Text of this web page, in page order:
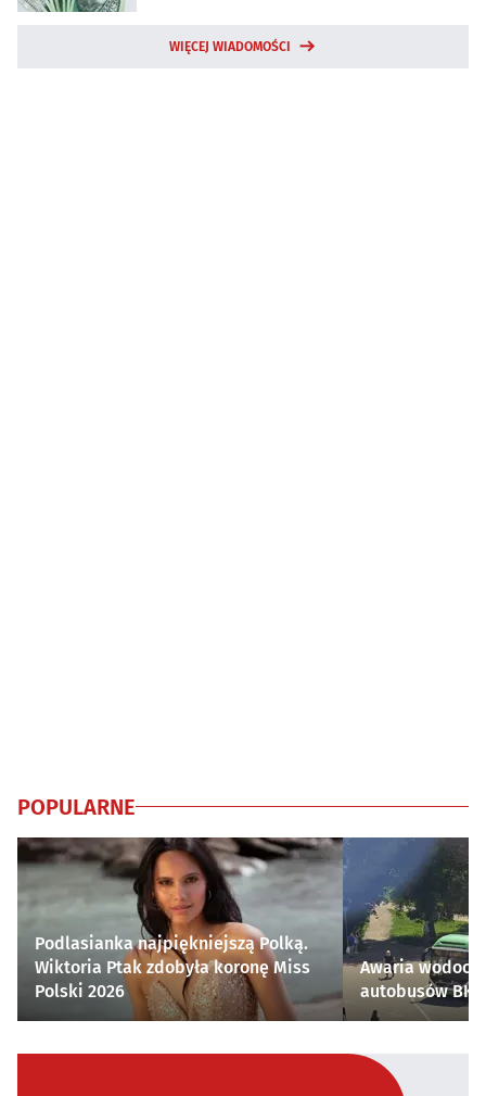
WIĘCEJ WIADOMOŚCI
POPULARNE
Podlasianka najpiękniejszą Polką.
Wiktoria Ptak zdobyła koronę Miss
Polski 2026
Awaria
autobusów